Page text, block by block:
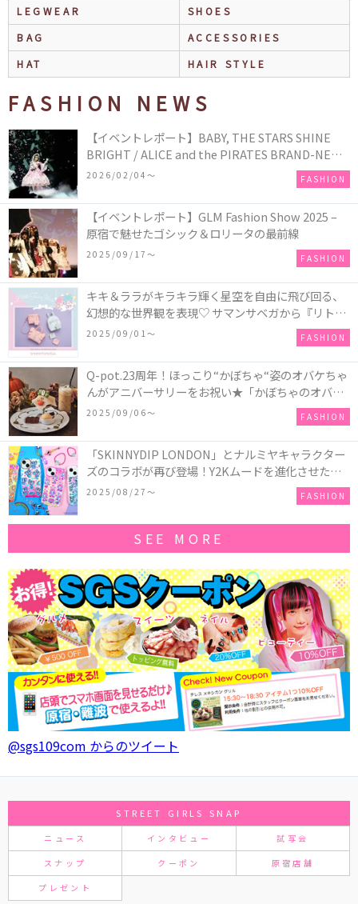
LEGWEAR
SHOES
BAG
ACCESSORIES
HAT
HAIR STYLE
FASHION NEWS
【イベントレポート】BABY, THE STARS SHINE
BRIGHT / ALICE and the PIRATES BRAND-NEW
COLLECTION in TOKYO
2026/02/04〜 FASHION
【イベントレポート】GLM Fashion Show 2025 –
原宿で魅せたゴシック＆ロリータの最前線
2025/09/17〜 FASHION
キキ＆ララがキラキラ輝く星空を自由に飛び回る、
幻想的な世界観を表現♡ サマンサベガから『リトル
ツインスターズ』50周年アニバーサリーイヤー』を
2025/09/01〜 FASHION
Q-pot.23周年！ほっこり“かぼちゃ“姿のオバケちゃ
んがアニバーサリーをお祝い★「かぼちゃのオバケ
ーキアクセサリー」が新発売！Q-pot CAFE.では
「かぼちゃのオバケーキプレート」も登場
2025/09/06〜 FASHION
「SKINNYDIP LONDON」とナルミヤキャラクター
ズのコラボが再び登場！Y2Kムードを進化させた新
作コレクションを発売♪
2025/08/27〜 FASHION
SEE MORE
@sgs109com からのツイート
STREET GIRLS SNAP
ニュース インタビュー 試写会
スナップ クーポン 原宿店舗
プレゼント